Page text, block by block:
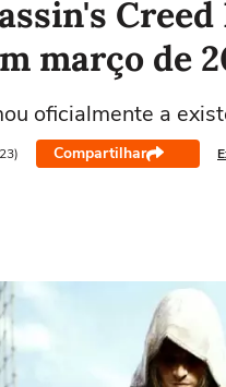
março de
oficialmente a
Compartilhar